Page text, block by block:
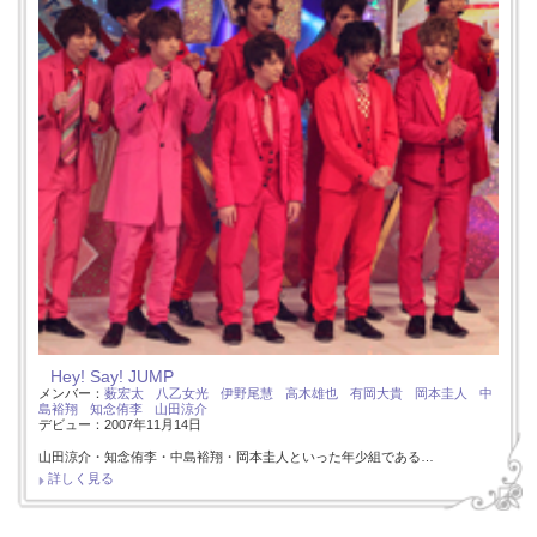
Hey! Say! JUMP
メンバー： 薮宏太 八乙女光 伊野尾慧 高木雄也 有岡大貴 岡本圭人
中
島裕翔
知念侑李
山田涼介
デビュー：2007年11月14日
山田涼介・知念侑李・中島裕翔・岡本圭人といった年少組である…
詳しく見る